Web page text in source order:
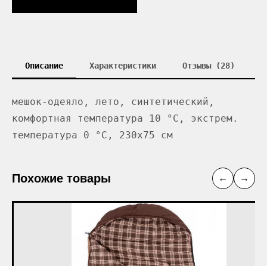
Описание Характеристики Отзывы (28)
мешок-одеяло, лето, синтетический,
комфортная температура 10 °С, экстрем.
температура 0 °С, 230x75 см
Похожие товары ← →